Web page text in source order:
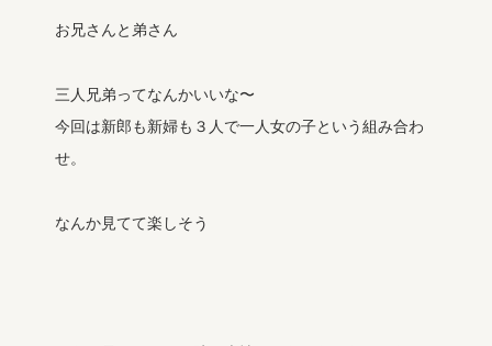
お兄さんと弟さん
三人兄弟ってなんかいいな〜
今回は新郎も新婦も３人で一人女の子という組み合わ
せ。
なんか見てて楽しそう